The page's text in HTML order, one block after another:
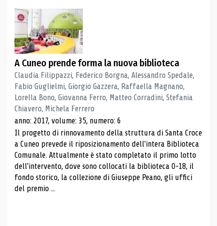
A Cuneo prende forma la nuova biblioteca
Claudia Filippazzi, Federico Borgna, Alessandro Spedale,
Fabio Guglielmi, Giorgio Gazzera, Raffaella Magnano,
Lorella Bono, Giovanna Ferro, Matteo Corradini, Stefania
Chiavero, Michela Ferrero
anno: 2017, volume: 35, numero: 6
Il progetto di rinnovamento della struttura di Santa Croce
a Cuneo prevede il riposizionamento dell'intera Biblioteca
Comunale. Attualmente è stato completato il primo lotto
dell'intervento, dove sono collocati la biblioteca 0-18, il
fondo storico, la collezione di Giuseppe Peano, gli uffici
del premio ...